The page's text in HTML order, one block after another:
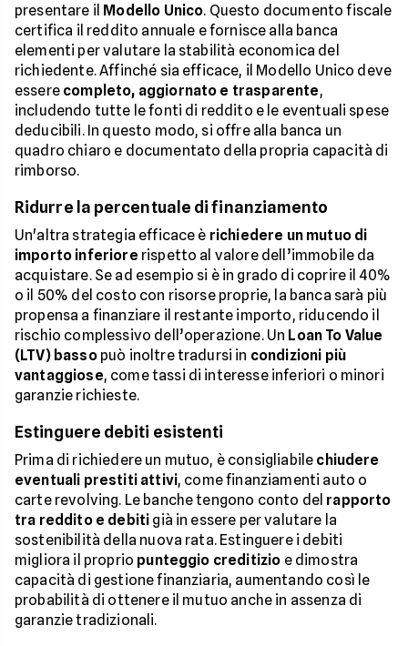
presentare il Modello Unico. Questo documento fiscale
certifica il reddito annuale e fornisce alla banca
elementi per valutare la stabilità economica del
richiedente. Affinché sia efficace, il Modello Unico deve
essere completo, aggiornato e trasparente,
includendo tutte le fonti di reddito e le eventuali spese
deducibili. In questo modo, si offre alla banca un
quadro chiaro e documentato della propria capacità di
rimborso.
Ridurre la percentuale di finanziamento
Un'altra strategia efficace è richiedere un mutuo di
importo inferiore rispetto al valore dell’immobile da
acquistare. Se ad esempio si è in grado di coprire il 40%
o il 50% del costo con risorse proprie, la banca sarà più
propensa a finanziare il restante importo, riducendo il
rischio complessivo dell’operazione. Un Loan To Value
(LTV) bassopuò inoltre tradursi in condizioni più
vantaggiose, come tassi di interesse inferiori o minori
garanzie richieste.
Estinguere debiti esistenti
Prima di richiedere un mutuo, è consigliabile chiudere
eventuali prestiti attivi, come finanziamenti auto o
carte revolving. Le banche tengono conto del rapporto
tra reddito e debiti già in essere per valutare la
sostenibilità della nuova rata. Estinguere i debiti
migliora il proprio punteggio creditizio e dimostra
capacità di gestione finanziaria, aumentando così le
probabilità di ottenere il mutuo anche in assenza di
garanzie tradizionali.